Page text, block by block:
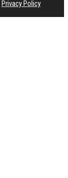
Privacy Policy